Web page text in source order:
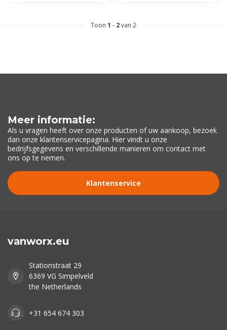
Toon 1 - 2van 2
Meer informatie:
Als u vragen heeft over onze producten of uw aankoop, bezoek
dan onze klantenservicepagina. Hier vindt u onze
bedrijfsgegevens en verschillende manieren om contact met
ons op te nemen.
Klantenservice
vanworx.eu
Stationstraat 29
6369 VG Simpelveld
the Netherlands
+31 654 674 303